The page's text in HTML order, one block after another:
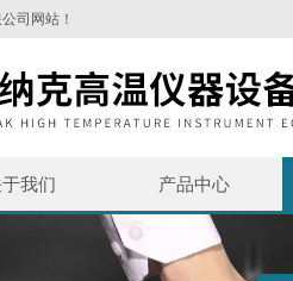
司网站！
我们 产品中心